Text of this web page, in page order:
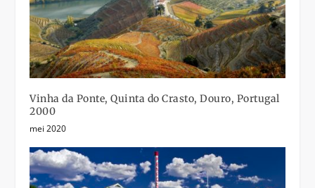
Vinha da Ponte, Quinta do Crasto, Douro, Portugal
2000
mei 2020